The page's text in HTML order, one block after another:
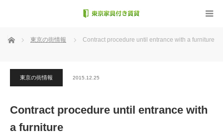
ホーム 東京の街情報 Contract procedure until entrance with a furniture
東京の街情報 2015.12.25
Contract procedure until entrance with
a furniture